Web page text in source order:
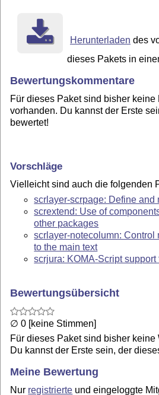
Herunterladen des
dieses Pakets in
Bewertungskommentare
Für dieses Paket sind bisher keine
vorhanden. Du kannst der Erste
bewertet!
Vorschläge
Vielleicht sind auch die folgenden
scrlayer-scrpage: Define and
scrextend: Use of
other packages
scrlayer-notecolumn: Control
to the main text
scrjura: KOMA-Script support
Bewertungsübersicht
∅ 0 [keine Stimmen]
Für dieses Paket sind bisher keine
Du kannst der Erste sein, der
Meine Bewertung
Nur registrierte und eingeloggte